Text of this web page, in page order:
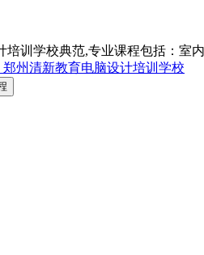
培训学校典范,专业课程包括：室
郑州清新教育电脑设计培训学校